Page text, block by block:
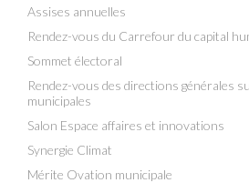
Assises annuelles
Rendez-vous du Carrefour du capital
Sommet électoral
Rendez-vous des directions générales
municipales
Salon Espace affaires et innovations
Synergie Climat
Mérite Ovation municipale